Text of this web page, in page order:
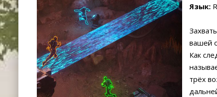
Язык:
вашей
Как
трёх